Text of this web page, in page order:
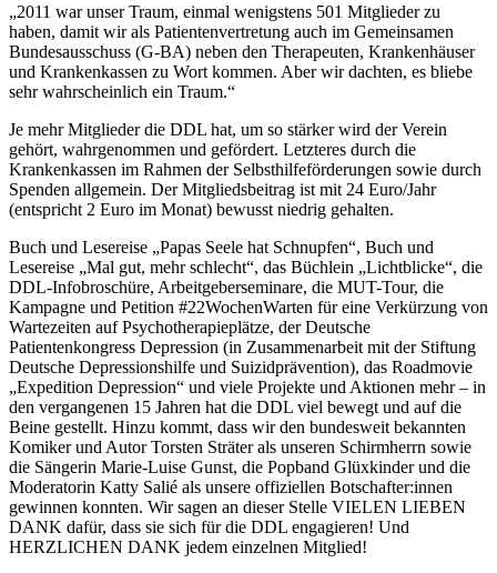
„2011 war unser Traum, einmal wenigstens 501 Mitglieder zu
haben, damit wir als Patientenvertretung auch im Gemeinsamen
Bundesausschuss (G-BA) neben den Therapeuten, Krankenhäuser
und Krankenkassen zu Wort kommen. Aber wir dachten, es bliebe
sehr wahrscheinlich ein Traum.“
Je mehr Mitglieder die DDL hat, um so stärker wird der Verein
gehört, wahrgenommen und gefördert. Letzteres durch die
Krankenkassen im Rahmen der Selbsthilfeförderungen sowie durch
Spenden allgemein. Der Mitgliedsbeitrag ist mit 24 Euro/Jahr
(entspricht 2 Euro im Monat) bewusst niedrig gehalten.
Buch und Lesereise „Papas Seele hat Schnupfen“, Buch und
Lesereise „Mal gut, mehr schlecht“, das Büchlein „Lichtblicke“, die
DDL-Infobroschüre, Arbeitgeberseminare, die MUT-Tour, die
Kampagne und Petition #22WochenWarten für eine Verkürzung von
Wartezeiten auf Psychotherapieplätze, der Deutsche
Patientenkongress Depression (in Zusammenarbeit mit der Stiftung
Deutsche Depressionshilfe und Suizidprävention), das Roadmovie
„Expedition Depression“ und viele Projekte und Aktionen mehr – in
den vergangenen 15 Jahren hat die DDL viel bewegt und auf die
Beine gestellt. Hinzu kommt, dass wir den bundesweit bekannten
Komiker und Autor Torsten Sträter als unseren Schirmherrn sowie
die Sängerin Marie-Luise Gunst, die Popband Glüxkinder und die
Moderatorin Katty Salié als unsere offiziellen Botschafter:innen
gewinnen konnten. Wir sagen an dieser Stelle VIELEN LIEBEN
DANK dafür, dass sie sich für die DDL engagieren! Und
HERZLICHEN DANK jedem einzelnen Mitglied!